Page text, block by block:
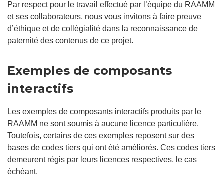
s'ouvrira
dans
une
Par respect pour le travail effectué par l’équipe du RAAMM
et ses collaborateurs, nous vous invitons à faire preuve
d’éthique et de collégialité dans la reconnaissance de
paternité des contenus de ce projet.
Exemples de composants
interactifs
Les exemples de composants interactifs produits par le
RAAMM ne sont soumis à aucune licence particulière.
Toutefois, certains de ces exemples reposent sur des
bases de codes tiers qui ont été améliorés. Ces codes tiers
demeurent régis par leurs licences respectives, le cas
échéant.